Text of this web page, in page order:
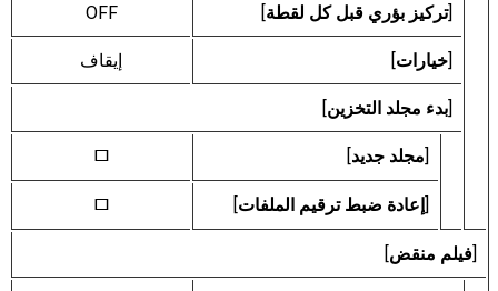
[تركيز بؤري قبل كل لقطة]
OFF
[خيارات] إيقاف
[بدء مجلد التخزين]
[مجلد جديد]
U
[إعادة ضبط ترقيم الملفات]
U
[فيلم منقض]